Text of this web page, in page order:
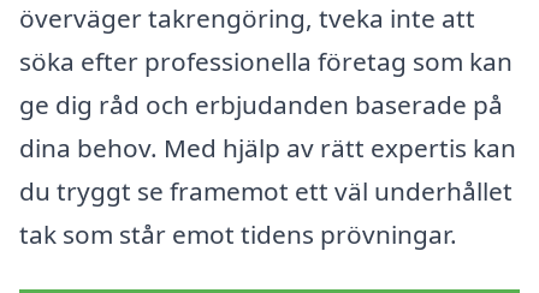
överväger takrengöring, tveka inte att
söka efter professionella företag som kan
ge dig råd och erbjudanden baserade på
dina behov. Med hjälp av rätt expertis kan
du tryggt se framemot ett väl underhållet
tak som står emot tidens prövningar.